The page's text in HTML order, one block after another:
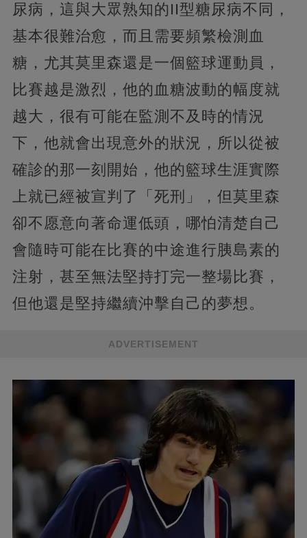
尿病，這與大眾熟知的II型糖尿病不同，
基本很難治愈，而且需要頻繁檢測血
糖，尤其莫里森還是一個籃球運動員，
比賽越是激烈，他的血糖波動的幅度就
越大，很有可能在監測不及時的情況
下，他就會出現意外的狀況，所以從被
確診的那一刻開始，他的籃球生涯實際
上就已經被宣判了「死刑」，但莫里森
卻不愿意向著命運低頭，哪怕清楚自己
會隨時可能在比賽的中途進行胰島素的
注射，甚至無法堅持打完一整場比賽，
但他還是堅持繼續沖擊自己的夢想。
ADVERTISEMENT